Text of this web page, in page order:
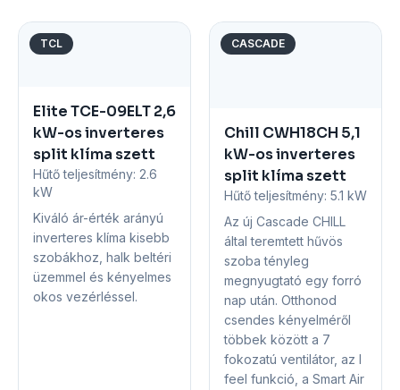
TCL
Elite TCE-09ELT 2,6
kW-os inverteres
split klíma szett
Hűtő teljesítmény: 2.6
kW
Kiváló ár-érték arányú
inverteres klíma kisebb
szobákhoz, halk beltéri
üzemmel és kényelmes
okos vezérléssel.
CASCADE
Chill CWH18CH 5,1
kW-os inverteres
split klíma szett
Hűtő teljesítmény: 5.1 kW
Az új Cascade CHILL
által teremtett hűvös
szoba tényleg
megnyugtató egy forró
nap után. Otthonod
csendes kényelméről
többek között a 7
fokozatú ventilátor, az I
feel funkció, a Smart Air